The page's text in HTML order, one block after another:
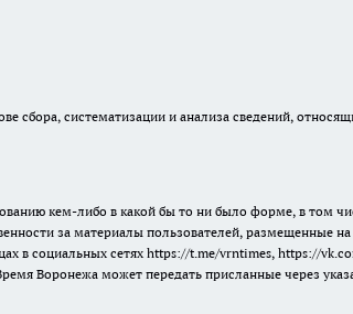
систематизации и анализа сведений,
кем-либо в какой бы то ни было форме, в том
за материалы пользователей, размещенные на
в социальных сетях https://t.me/vrntimes, https://
Воронежа может передать присланные через